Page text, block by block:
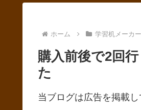
ホーム 学習机メーカー
購入前後で2回
た
当ブログは広告を掲載